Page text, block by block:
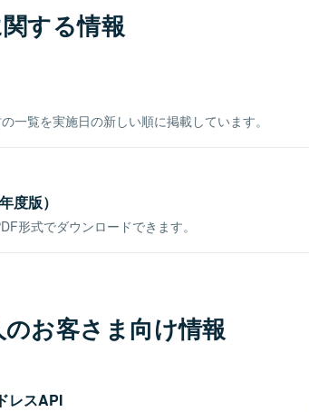
する情報
一覧を実施日の新しい順に掲載しています。
度版）
形式でダウンロードできます。
お客さま向け情報
レスAPI